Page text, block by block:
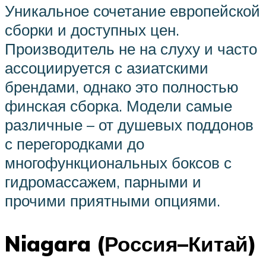
Уникальное сочетание европейской
сборки и доступных цен.
Производитель не на слуху и часто
ассоциируется с азиатскими
брендами, однако это полностью
финская сборка. Модели самые
различные – от душевых поддонов
с перегородками до
многофункциональных боксов с
гидромассажем, парными и
прочими приятными опциями.
Niagara (Россия–Китай)